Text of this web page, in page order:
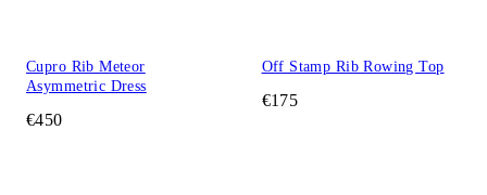
Cupro Rib Meteor
Asymmetric Dress
€450
Off Stamp Rib Rowing Top
€175